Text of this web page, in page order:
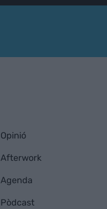
Opinió
Afterwork
Agenda
Pòdcast